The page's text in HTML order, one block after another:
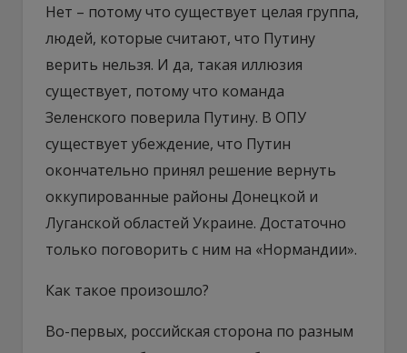
Нет – потому что существует целая группа,
людей, которые считают, что Путину
верить нельзя. И да, такая иллюзия
существует, потому что команда
Зеленского поверила Путину. В ОПУ
существует убеждение, что Путин
окончательно принял решение вернуть
оккупированные районы Донецкой и
Луганской областей Украине. Достаточно
только поговорить с ним на «Нормандии».
Как такое произошло?
Во-первых, российская сторона по разным